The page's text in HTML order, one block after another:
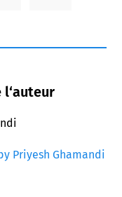
l‘auteur
Priyesh Ghamandi